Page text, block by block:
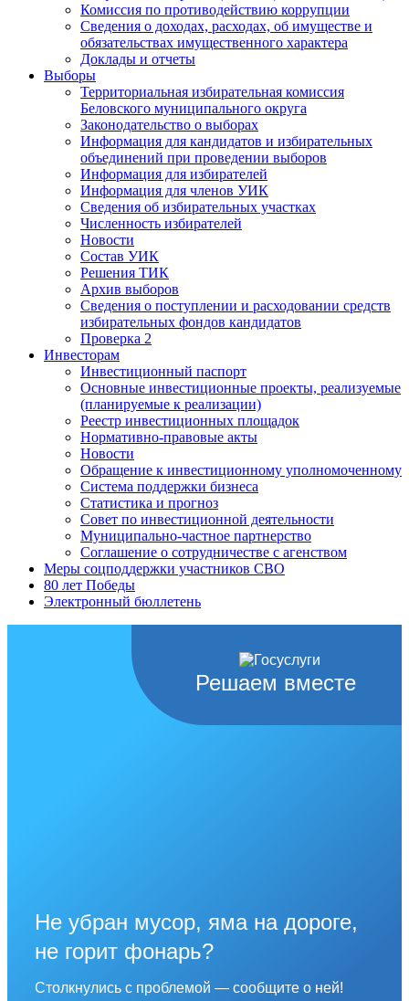
Комиссия по противодействию коррупции
Сведения о доходах, расходах, об имуществе и
обязательствах имущественного характера
Доклады и отчеты
Выборы
Территориальная избирательная комиссия
Беловского муниципального округа
Законодательство о выборах
Информация для кандидатов и избирательных
объединений при проведении выборов
Информация для избирателей
Информация для членов УИК
Сведения об избирательных участках
Численность избирателей
Новости
Состав УИК
Решения ТИК
Архив выборов
Сведения о поступлении и расходовании средств
избирательных фондов кандидатов
Проверка 2
Инвесторам
Инвестиционный паспорт
Основные инвестиционные проекты, реализуемые
(планируемые к реализации)
Реестр инвестиционных площадок
Нормативно-правовые акты
Новости
Обращение к инвестиционному уполномоченному
Система поддержки бизнеса
Статистика и прогноз
Совет по инвестиционной деятельности
Муниципально-частное партнерство
Соглашение о сотрудничестве с агенством
Меры соцподдержки участников СВО
80 лет Победы
Электронный бюллетень
Решаем вместе
Не убран мусор, яма на дороге,
не горит фонарь?
Столкнулись с проблемой — сообщите о ней!